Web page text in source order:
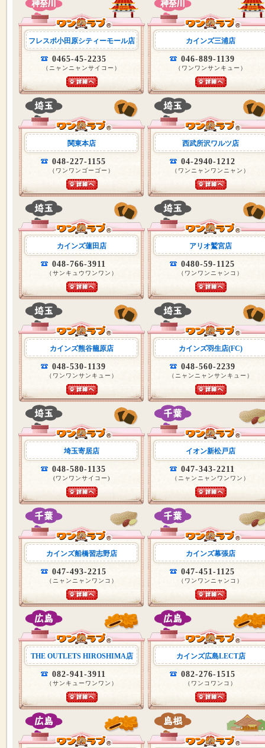
フレスポ小田原シティーモール店
0465-45-2235
（ニャンニャンサイコー）
カインズ三浦店
046-889-1139
（ワンワンサンキュー）
関東本店
048-227-1155
（ワンワンゴーゴー）
西武所沢ワルツ店
04-2940-1212
（ワンニャンワンニャン）
カインズ蓮田店
048-766-3911
（サンキュウワンワン）
アリオ鷲宮店
0480-59-1125
（ワンワンニャンコ）
カインズ熊谷籠原店
048-530-1139
（ワンワンサンキュー）
カインズ羽生店(FC)
048-560-2239
（ニャンニャンサンキュー）
埼玉寄居店
048-580-1135
(ワンワンサイコー)
イオン新松戸店
047-343-2211
（ニャンニャンワンワン）
カインズ船橋習志野店
047-493-2215
（ニャンニャンワンコ）
カインズ幕張店
047-451-1125
（ワンワンニャンコ）
THE OUTLETS HIROSHIMA店
082-941-3911
（サンキューワンワン）
カインズ広島LECT店
082-276-1515
（ワンコワンコ）